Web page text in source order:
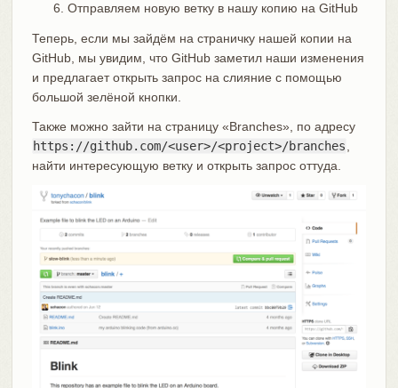
Отправляем новую ветку в нашу копию на GitHub
Теперь, если мы зайдём на страничку нашей копии на
GitHub, мы увидим, что GitHub заметил наши изменения
и предлагает открыть запрос на слияние с помощью
большой зелёной кнопки.
Также можно зайти на страницу «Branches», по адресу
https://github.com/<user>/<project>/branches,
найти интересующую ветку и открыть запрос оттуда.